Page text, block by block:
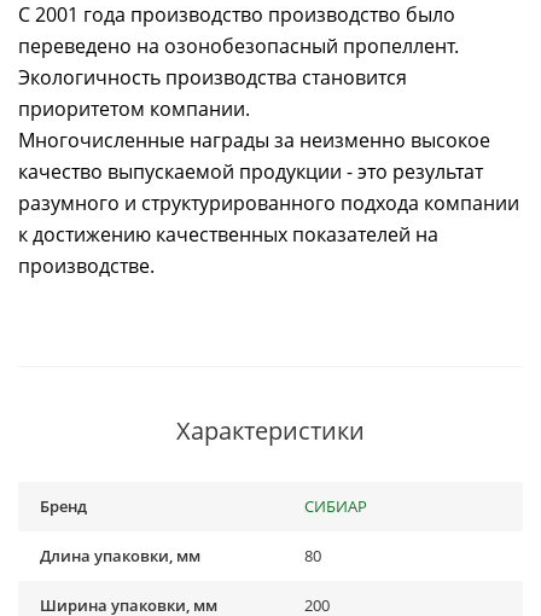
С 2001 года производство производство было
переведено на озонобезопасный пропеллент.
Экологичность производства становится
приоритетом компании.
Многочисленные награды за неизменно высокое
качество выпускаемой продукции - это результат
разумного и структурированного подхода компании
к достижению качественных показателей на
производстве.
Характеристики
Бренд СИБИАР
Длина упаковки, мм 80
Ширина упаковки, мм 200